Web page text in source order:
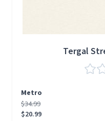
Tergal
Metro
$34.99
$20.99